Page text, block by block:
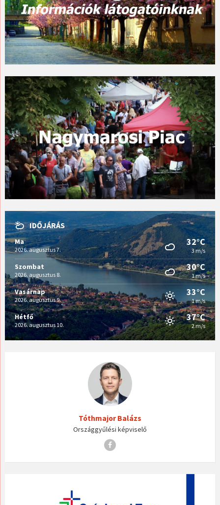
IDŐJÁRÁS
Ma
2026. augusztus 7.
32°C
3 m/s
Szombat
2026. augusztus 8.
30°C
1 m/s
Vasárnap
2026. augusztus 9.
33°C
1 m/s
Hétfő
2026. augusztus 10.
37°C
2 m/s
Tóthmajor Balázs
Országgyűlési képviselő
Facebook